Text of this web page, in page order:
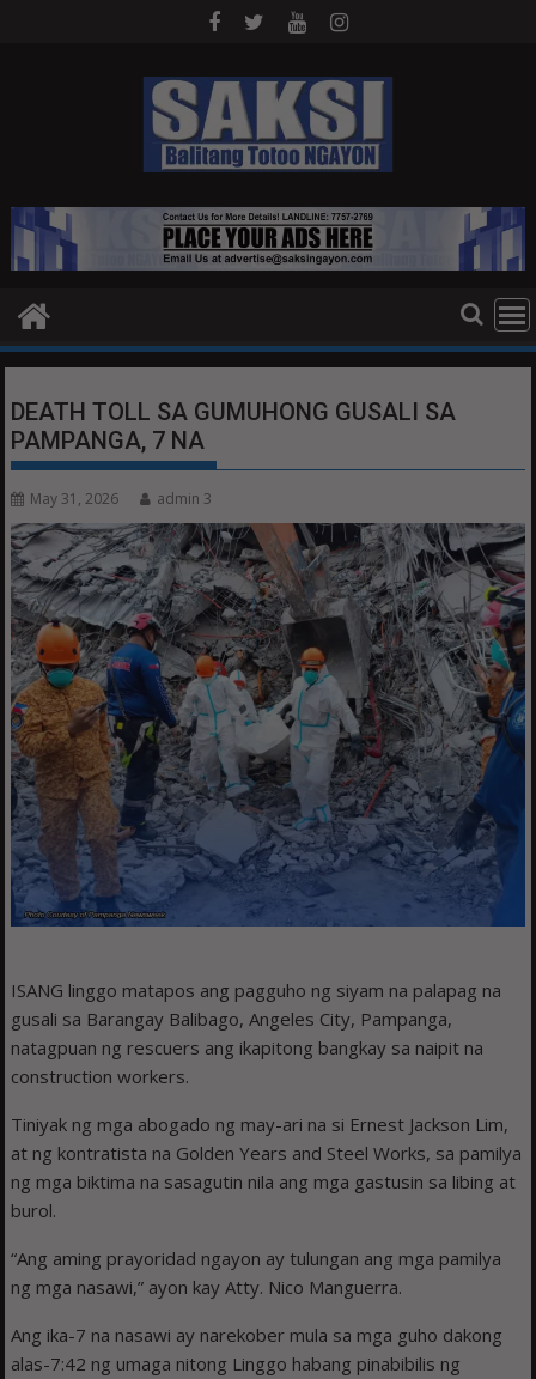
DEATH TOLL SA GUMUHONG GUSALI SA
PAMPANGA, 7 NA
May 31, 2026 admin 3
ISANG linggo matapos ang pagguho ng siyam na palapag na
gusali sa Barangay Balibago, Angeles City, Pampanga,
natagpuan ng rescuers ang ikapitong bangkay sa naipit na
construction workers.
Tiniyak ng mga abogado ng may-ari na si Ernest Jackson Lim,
at ng kontratista na Golden Years and Steel Works, sa pamilya
ng mga biktima na sasagutin nila ang mga gastusin sa libing at
burol.
“Ang aming prayoridad ngayon ay tulungan ang mga pamilya
ng mga nasawi,” ayon kay Atty. Nico Manguerra.
Ang ika-7 na nasawi ay narekober mula sa mga guho dakong
alas-7:42 ng umaga nitong Linggo habang pinabibilis ng